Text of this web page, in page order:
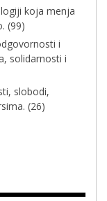
koja menja
(99)
i
solidarnosti i
slobodi,
(26)